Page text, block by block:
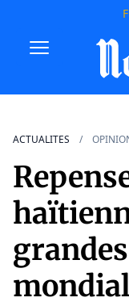
ACTUALITES